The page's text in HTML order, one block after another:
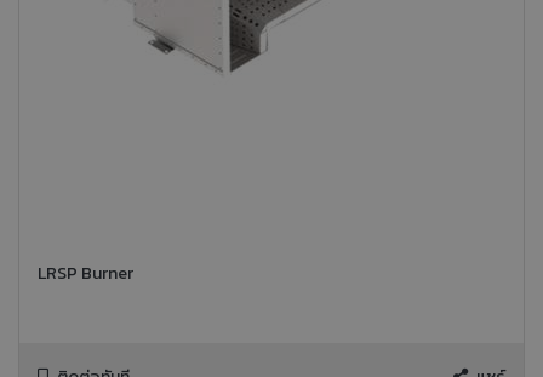
LRSP Burner